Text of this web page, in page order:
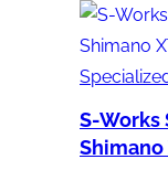
S-Works
Shimano